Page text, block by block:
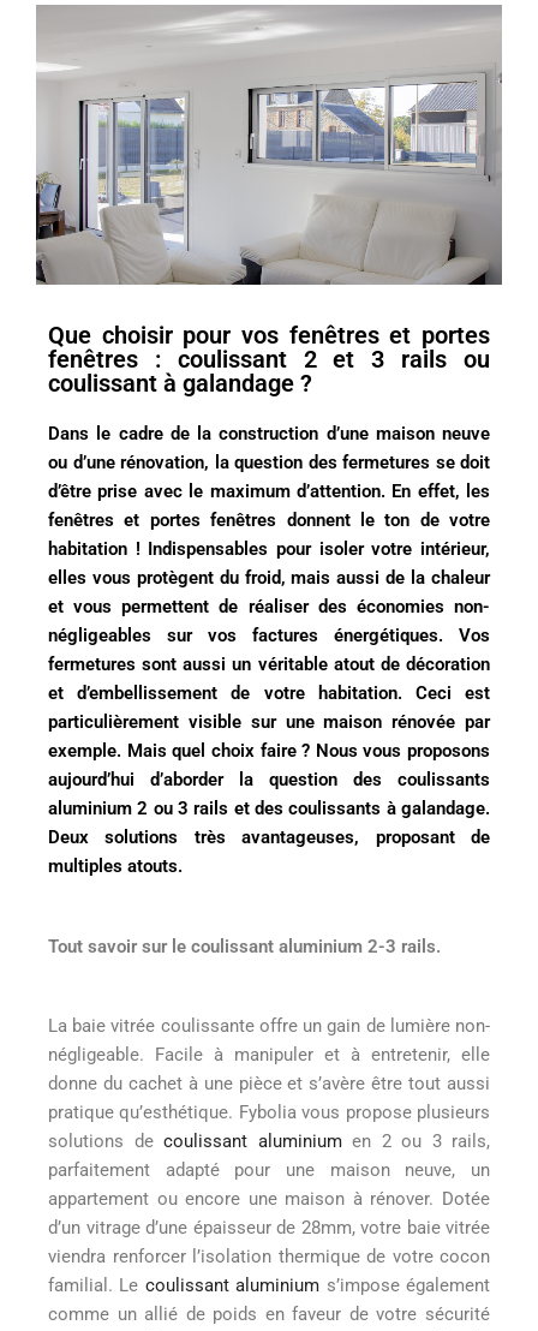
Que choisir pour vos fenêtres et portes
fenêtres : coulissant 2 et 3 rails ou
coulissant à galandage ?
Dans le cadre de la construction d’une maison neuve
ou d’une rénovation, la question des fermetures se doit
d’être prise avec le maximum d’attention. En effet, les
fenêtres et portes fenêtres donnent le ton de votre
habitation ! Indispensables pour isoler votre intérieur,
elles vous protègent du froid, mais aussi de la chaleur
et vous permettent de réaliser des économies non-
négligeables sur vos factures énergétiques. Vos
fermetures sont aussi un véritable atout de décoration
et d’embellissement de votre habitation. Ceci est
particulièrement visible sur une maison rénovée par
exemple. Mais quel choix faire ? Nous vous proposons
aujourd’hui d’aborder la question des coulissants
aluminium 2 ou 3 rails et des coulissants à galandage.
Deux solutions très avantageuses, proposant de
multiples atouts.
Tout savoir sur le coulissant aluminium 2-3 rails.
La baie vitrée coulissante offre un gain de lumière non-
négligeable. Facile à manipuler et à entretenir, elle
donne du cachet à une pièce et s’avère être tout aussi
pratique qu’esthétique. Fybolia vous propose plusieurs
solutions de coulissant aluminiumen 2 ou 3 rails,
parfaitement adapté pour une maison neuve, un
appartement ou encore une maison à rénover. Dotée
d’un vitrage d’une épaisseur de 28mm, votre baie vitrée
viendra renforcer l’isolation thermique de votre cocon
familial. Le coulissant aluminium s’impose également
comme un allié de poids en faveur de votre sécurité